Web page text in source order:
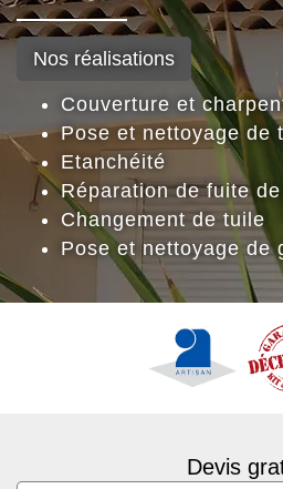
Nos réalisations
Couverture et
Pose et nettoyage de
Etanchéité
Réparation de fuite
Changement de tuile
Pose et nettoyage de
Devis